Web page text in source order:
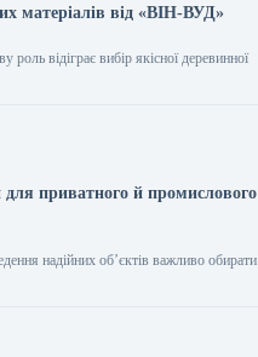
матеріалів від «ВІН-ВУД»
відіграє вибір якісної деревинної
приватного й промислового
надійних об’єктів важливо обирати